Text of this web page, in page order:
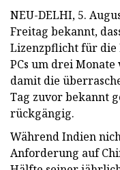
NEU-DELHI, 5.
Freitag bekannt,
Lizenzpflicht für die
PCs um drei
damit die
Tag zuvor bekannt
rückgängig.
Während Indien
Anforderung auf